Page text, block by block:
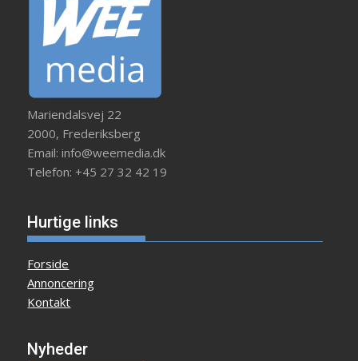
Mariendalsvej 22
2000, Frederiksberg
Email: info@weemedia.dk
Telefon: +45 27 32 42 19
Hurtige links
Forside
Annoncering
Kontakt
Nyheder